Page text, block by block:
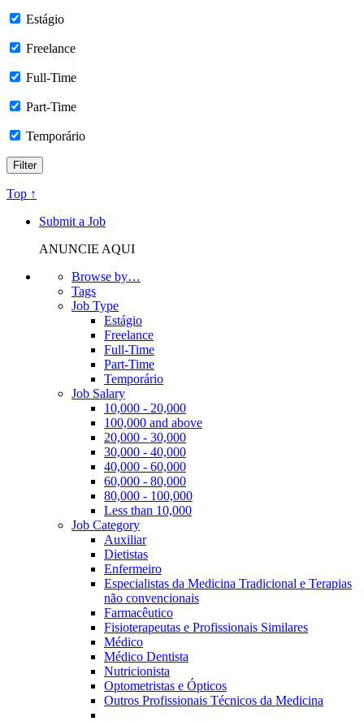
Estágio
Freelance
Full-Time
Part-Time
Temporário
Top ↑
Submit a Job
ANUNCIE AQUI
Browse by…
Tags
Job Type
Estágio
Freelance
Full-Time
Part-Time
Temporário
Job Salary
10,000 - 20,000
100,000 and above
20,000 - 30,000
30,000 - 40,000
40,000 - 60,000
60,000 - 80,000
80,000 - 100,000
Less than 10,000
Job Category
Auxiliar
Dietistas
Enfermeiro
Especialistas da Medicina Tradicional e Terapias
não convencionais
Farmacêutico
Fisioterapeutas e Profissionais Similares
Médico
Médico Dentista
Nutricionista
Optometristas e Ópticos
Outros Profissionais Técnicos da Medicina